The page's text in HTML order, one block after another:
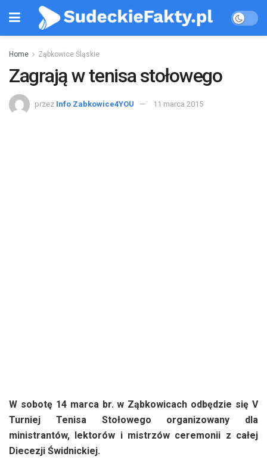
Home Ząbkowice Śląskie
Zagrają w tenisa stołowego
przez Info Zabkowice4YOU 11 marca 2015
W sobotę 14 marca br. w Ząbkowicach odbędzie się V
Turniej Tenisa Stołowego organizowany dla
ministrantów, lektorów i mistrzów ceremonii z całej
Diecezji Świdnickiej.